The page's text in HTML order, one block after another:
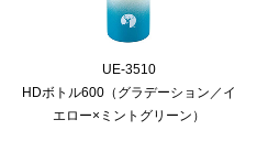
UE-3510
HDボトル600（グラデーション／イ
エロー×ミントグリーン）